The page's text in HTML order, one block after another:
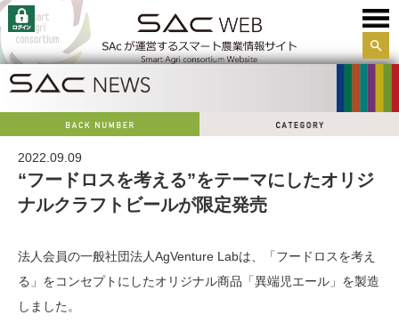
サイ
2022.09.09
“フードロスを考える”をテーマにしたオリジ
ナルクラフトビールが限定発売
法人会員の一般社団法人AgVenture Labは、「フードロスを考え
る」をコンセプトにしたオリジナル商品「異端児エール」を製造
しました。